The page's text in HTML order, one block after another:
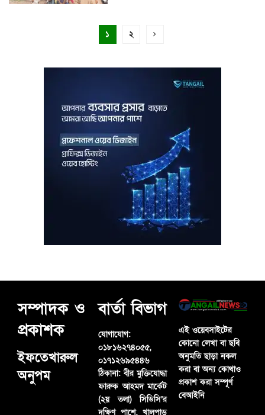
১ ২
সম্পাদক ও
প্রকাশক
ইফতেখারুল
অনুপম
বার্তা বিভাগ
যোগাযোগ:
০১৮১৬২৭৪০৫৫,
০১৭১২৬৯৫৪৪৬
ঠিকানা:বীর মুক্তিযোদ্ধা
ফারুক আহমদ মার্কেট
(২য় তলা) সিডিসি’র
দক্ষিণ পাশে, খালপাড়
এই ওয়েবসাইটের
কোনো লেখা বা ছবি
অনুমতি ছাড়া নকল
করা বা অন্য কোথাও
প্রকাশ করা সম্পূর্ণ
বেআইনি